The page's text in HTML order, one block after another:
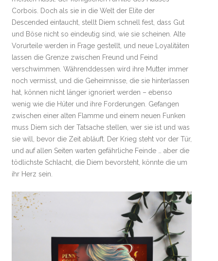
Corbois. Doch als sie in die Welt der Elite der
Descended eintaucht, stellt Diem schnell fest, dass Gut
und Böse nicht so eindeutig sind, wie sie scheinen. Alte
Vorurteile werden in Frage gestellt, und neue Loyalitäten
lassen die Grenze zwischen Freund und Feind
verschwimmen. Währenddessen wird ihre Mutter immer
noch vermisst, und die Geheimnisse, die sie hinterlassen
hat, können nicht länger ignoriert werden – ebenso
wenig wie die Hüter und ihre Forderungen. Gefangen
zwischen einer alten Flamme und einem neuen Funken
muss Diem sich der Tatsache stellen, wer sie ist und was
sie will, bevor die Zeit abläuft. Der Krieg steht vor der Tür,
und auf allen Seiten warten gefährliche Feinde … aber die
tödlichste Schlacht, die Diem bevorsteht, könnte die um
ihr Herz sein.